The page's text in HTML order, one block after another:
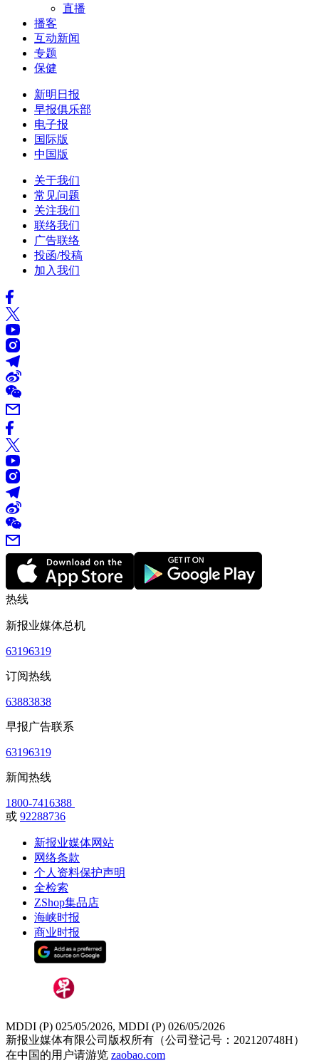
直播
播客
互动新闻
专题
保健
新明日报
早报俱乐部
电子报
国际版
中国版
关于我们
常见问题
关注我们
联络我们
广告联络
投函/投稿
加入我们
热线
新报业媒体总机
63196319
订阅热线
63883838
早报广告联系
63196319
新闻热线
1800-7416388
或 92288736
新报业媒体网站
网络条款
个人资料保护声明
全检索
ZShop集品店
海峡时报
商业时报
MDDI (P) 025/05/2026, MDDI (P) 026/05/2026
新报业媒体有限公司版权所有（公司登记号：202120748H）
在中国的用户请游览 zaobao.com